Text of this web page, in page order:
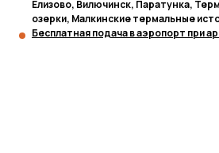
Елизово, Вилючинск, Паратунка,
озерки, Малкинские термальные
Бесплатная подача в аэропорт при